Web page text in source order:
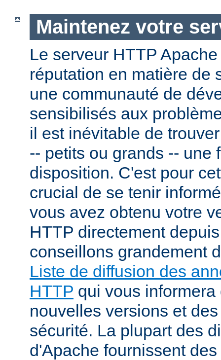
Maintenez votre
Le serveur HTTP
réputation en matière de
une communauté de
sensibilisés aux
il est inévitable de
-- petits ou grands -- une
disposition. C'est pour
crucial de se tenir
vous avez obtenu votre
HTTP directement
conseillons grandement
Liste de diffusion des
HTTP qui vous
nouvelles versions et
sécurité. La plupart des
d'Apache fournissent